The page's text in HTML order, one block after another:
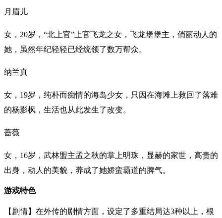
月眉儿
女，20岁，“北上官”上官飞龙之女，飞龙堡堡主，俏丽动人的
她，虽然年纪轻轻已经统领了数万帮众。
纳兰真
女，19岁，纯朴而痴情的海岛少女，只因在海滩上救回了落难
的杨影枫，生活也从此发生了改变。
蔷薇
女，16岁，武林盟主孟之秋的掌上明珠，显赫的家世，高贵的
出身，动人的美貌，养成了她娇蛮霸道的脾气。
游戏特色
【剧情】在外传的剧情方面，设定了多重结局达3种以上，根